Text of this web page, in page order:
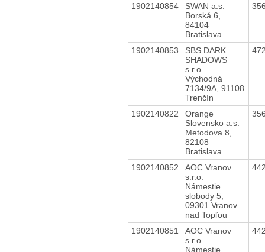
1902140854
SWAN a.s.
Borská 6,
84104
Bratislava
1902140853
SBS DARK
SHADOWS
s.r.o.
Východná
7134/9A, 91108
Trenčín
1902140822
Orange
Slovensko a.s.
Metodova 8,
82108
Bratislava
1902140852
AOC Vranov
s.r.o.
Námestie
slobody 5,
09301 Vranov
nad Topľou
1902140851
AOC Vranov
s.r.o.
Námestie